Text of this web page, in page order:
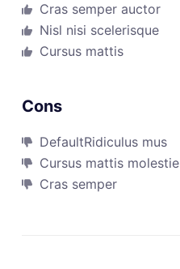
Cras semper auctor
Nisl nisi scelerisque
Cursus mattis
Cons
DefaultRidiculus mus
Cursus mattis molestie
Cras semper